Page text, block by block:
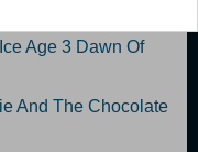
Age 3 Dawn Of
And The Chocolate